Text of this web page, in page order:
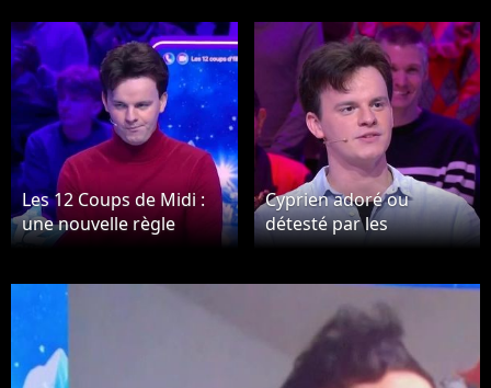
Les 12 Coups de Midi :
une nouvelle règle
injuste pour le Coup de
Cyprien adoré ou
détesté par les
spectateurs des 12